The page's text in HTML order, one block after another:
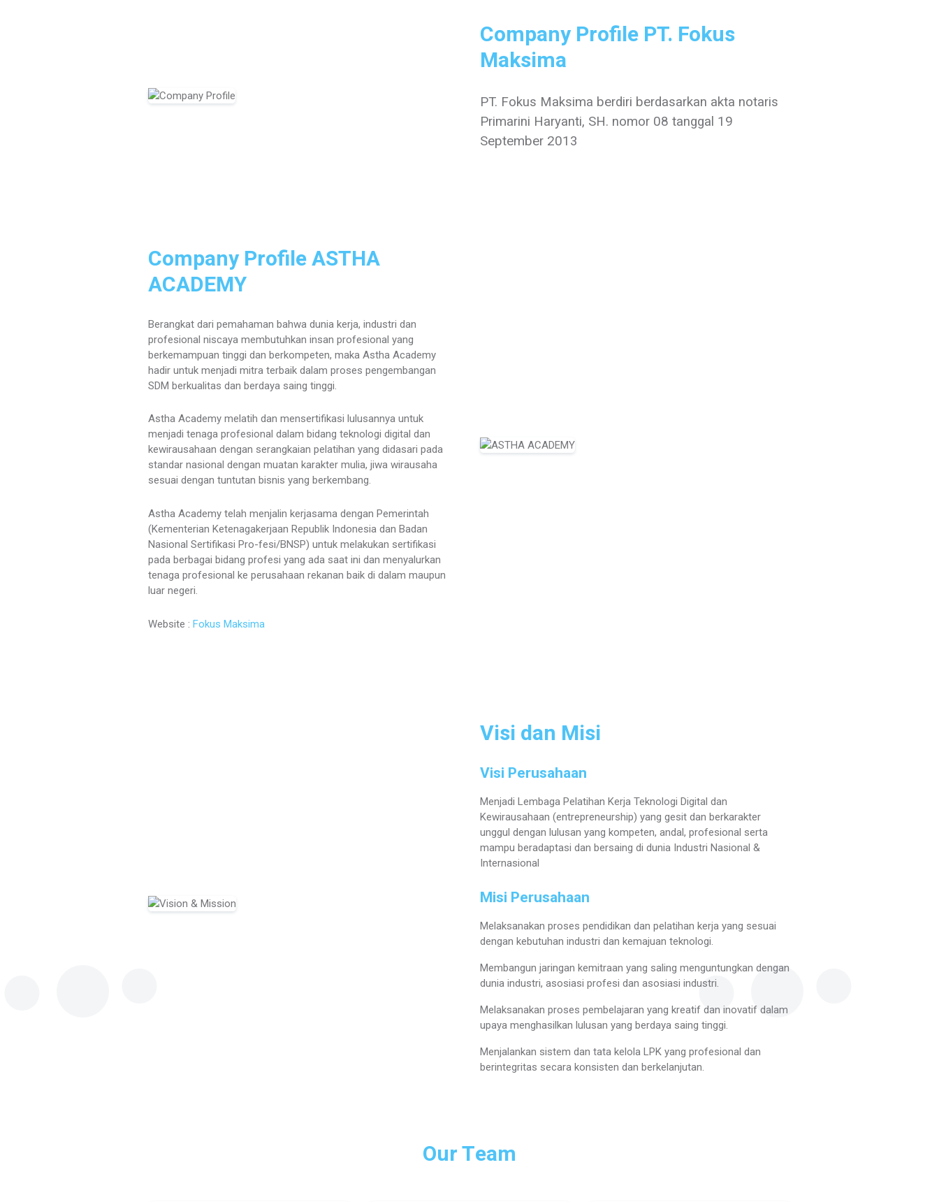
Company Profile PT. Fokus
Maksima
PT. Fokus Maksima berdiri berdasarkan akta notaris
Primarini Haryanti, SH. nomor 08 tanggal 19
September 2013
Company Profile ASTHA
ACADEMY
Berangkat dari pemahaman bahwa dunia kerja, industri dan
profesional niscaya membutuhkan insan profesional yang
berkemampuan tinggi dan berkompeten, maka Astha Academy
hadir untuk menjadi mitra terbaik dalam proses pengembangan
SDM berkualitas dan berdaya saing tinggi.
Astha Academy melatih dan mensertifikasi lulusannya untuk
menjadi tenaga profesional dalam bidang teknologi digital dan
kewirausahaan dengan serangkaian pelatihan yang didasari pada
standar nasional dengan muatan karakter mulia, jiwa wirausaha
sesuai dengan tuntutan bisnis yang berkembang.
Astha Academy telah menjalin kerjasama dengan Pemerintah
(Kementerian Ketenagakerjaan Republik Indonesia dan Badan
Nasional Sertifikasi Pro-fesi/BNSP) untuk melakukan sertifikasi
pada berbagai bidang profesi yang ada saat ini dan menyalurkan
tenaga profesional ke perusahaan rekanan baik di dalam maupun
luar negeri.
Website : Fokus Maksima
Visi dan Misi
Visi Perusahaan
Menjadi Lembaga Pelatihan Kerja Teknologi Digital dan
Kewirausahaan (entrepreneurship) yang gesit dan berkarakter
unggul dengan lulusan yang kompeten, andal, profesional serta
mampu beradaptasi dan bersaing di dunia Industri Nasional &
Internasional
Misi Perusahaan
Melaksanakan proses pendidikan dan pelatihan kerja yang sesuai
dengan kebutuhan industri dan kemajuan teknologi.
Membangun jaringan kemitraan yang saling menguntungkan dengan
dunia industri, asosiasi profesi dan asosiasi industri.
Melaksanakan proses pembelajaran yang kreatif dan inovatif dalam
upaya menghasilkan lulusan yang berdaya saing tinggi.
Menjalankan sistem dan tata kelola LPK yang profesional dan
berintegritas secara konsisten dan berkelanjutan.
Our Team